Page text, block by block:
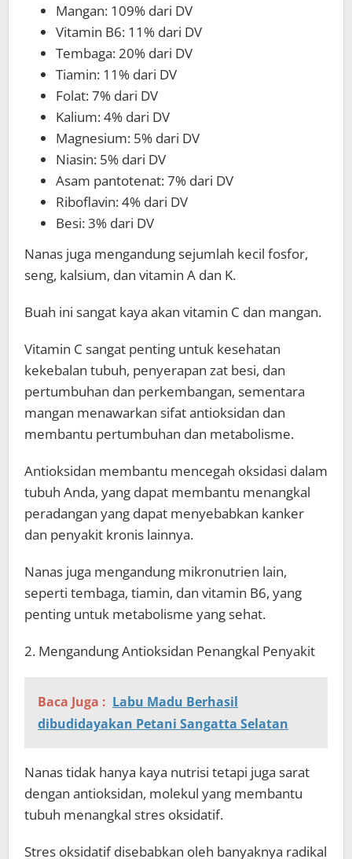
Mangan: 109% dari DV
Vitamin B6: 11% dari DV
Tembaga: 20% dari DV
Tiamin: 11% dari DV
Folat: 7% dari DV
Kalium: 4% dari DV
Magnesium: 5% dari DV
Niasin: 5% dari DV
Asam pantotenat: 7% dari DV
Riboflavin: 4% dari DV
Besi: 3% dari DV
Nanas juga mengandung sejumlah kecil fosfor,
seng, kalsium, dan vitamin A dan K.
Buah ini sangat kaya akan vitamin C dan mangan.
Vitamin C sangat penting untuk kesehatan
kekebalan tubuh, penyerapan zat besi, dan
pertumbuhan dan perkembangan, sementara
mangan menawarkan sifat antioksidan dan
membantu pertumbuhan dan metabolisme.
Antioksidan membantu mencegah oksidasi dalam
tubuh Anda, yang dapat membantu menangkal
peradangan yang dapat menyebabkan kanker
dan penyakit kronis lainnya.
Nanas juga mengandung mikronutrien lain,
seperti tembaga, tiamin, dan vitamin B6, yang
penting untuk metabolisme yang sehat.
2. Mengandung Antioksidan Penangkal Penyakit
Baca Juga : Labu Madu Berhasil
dibudidayakan Petani Sangatta Selatan
Nanas tidak hanya kaya nutrisi tetapi juga sarat
dengan antioksidan, molekul yang membantu
tubuh menangkal stres oksidatif.
Stres oksidatif disebabkan oleh banyaknya radikal